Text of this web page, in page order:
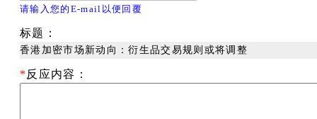
请输入您的E-mail以便回覆
标题：
香港加密市场新动向：衍生品交易规则或将调整
* 反应内容：